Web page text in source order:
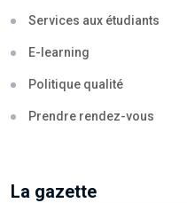
Services aux étudiants
E-learning
Politique qualité
Prendre rendez-vous
La gazette